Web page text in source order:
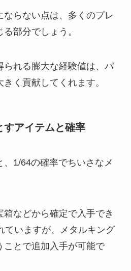
ならない点は、多くのプレ
部分でしょう。
られる膨大な経験値は、パ
く貢献してくれます。
すアイテムと確率
、1/64の確率でちいさなメ
などから確定で入手でき
ていますが、メタルキング
ことで追加入手が可能で